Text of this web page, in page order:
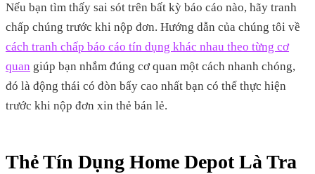
Nếu bạn tìm thấy sai sót trên bất kỳ báo cáo nào, hãy tranh
chấp chúng trước khi nộp đơn. Hướng dẫn của chúng tôi về
cách tranh chấp báo cáo tín dụng khác nhau theo từng cơ
quan giúp bạn nhắm đúng cơ quan một cách nhanh chóng,
đó là động thái có đòn bẩy cao nhất bạn có thể thực hiện
trước khi nộp đơn xin thẻ bán lẻ.
Thẻ Tín Dụng Home Depot Là Tra